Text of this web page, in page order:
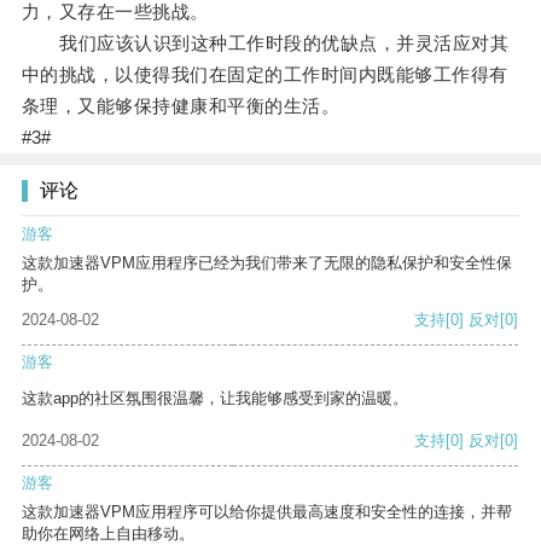
力，又存在一些挑战。
我们应该认识到这种工作时段的优缺点，并灵活应对其
中的挑战，以使得我们在固定的工作时间内既能够工作得有
条理，又能够保持健康和平衡的生活。
#3#
评论
游客
这款加速器VPM应用程序已经为我们带来了无限的隐私保护和安全性保
护。
2024-08-02
支持[0] 反对[0]
游客
这款app的社区氛围很温馨，让我能够感受到家的温暖。
2024-08-02 支持[0] 反对[0]
游客
这款加速器VPM应用程序可以给你提供最高速度和安全性的连接，并帮
助你在网络上自由移动。